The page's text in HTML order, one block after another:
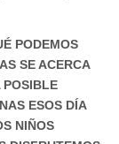
PODEMOS
SE ACERCA
POSIBLE
ESOS DÍA
NIÑOS